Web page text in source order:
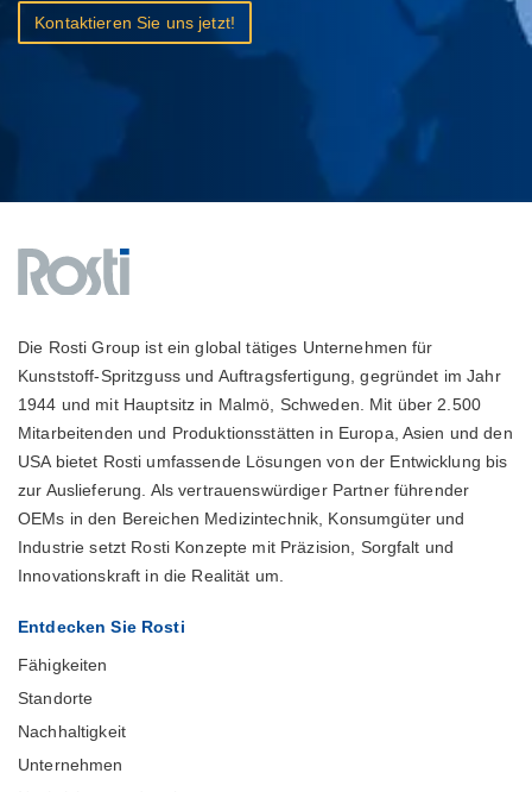
Kontaktieren Sie uns jetzt!
Die Rosti Group ist ein global tätiges Unternehmen für
Kunststoff-Spritzguss und Auftragsfertigung, gegründet im Jahr
1944 und mit Hauptsitz in Malmö, Schweden. Mit über 2.500
Mitarbeitenden und Produktionsstätten in Europa, Asien und den
USA bietet Rosti umfassende Lösungen von der Entwicklung bis
zur Auslieferung. Als vertrauenswürdiger Partner führender
OEMs in den Bereichen Medizintechnik, Konsumgüter und
Industrie setzt Rosti Konzepte mit Präzision, Sorgfalt und
Innovationskraft in die Realität um.
Entdecken Sie Rosti
Fähigkeiten
Standorte
Nachhaltigkeit
Unternehmen